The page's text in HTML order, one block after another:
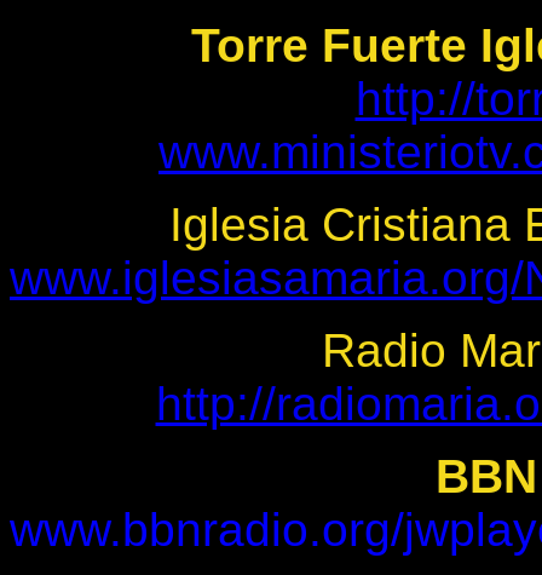
Torre Fuerte
http://
Iglesia Cristiana
Radio
http://
www.bbnradio.org/